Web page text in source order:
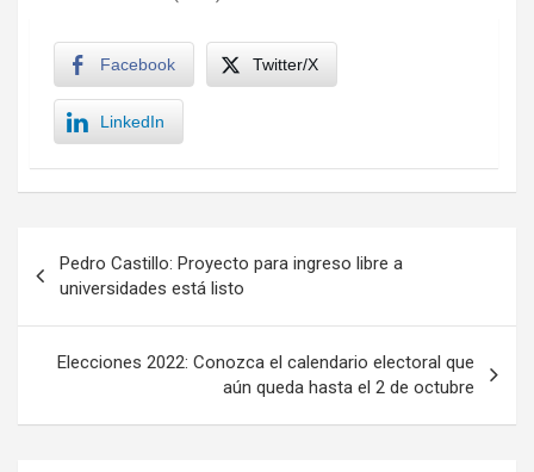
Facebook Twitter/X
LinkedIn
de
entradas
Pedro Castillo: Proyecto para ingreso libre a
universidades está listo
Elecciones 2022: Conozca el calendario electoral que
aún queda hasta el 2 de octubre